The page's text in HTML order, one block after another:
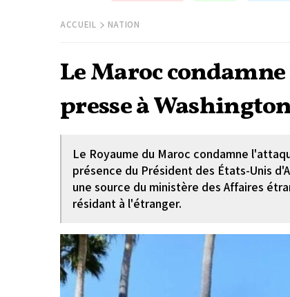
ACCUEIL NATION
Le Maroc
presse à
Le Royaume du Maroc condamne
présence du Président des États-Unis
une source du ministère des Affaires
résidant à l'étranger.